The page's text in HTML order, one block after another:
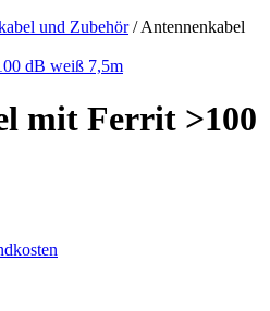
und Zubehör/ Antennenkabel
mit Ferrit >100